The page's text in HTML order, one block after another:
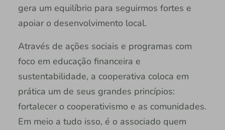
gera um equilíbrio para seguirmos fortes e
apoiar o desenvolvimento local.
Através de ações sociais e programas com
foco em educação financeira e
sustentabilidade, a cooperativa coloca em
prática um de seus grandes princípios:
fortalecer o cooperativismo e as comunidades.
Em meio a tudo isso, é o associado quem